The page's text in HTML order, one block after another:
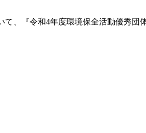
、『令和4年度環境保全活動優秀